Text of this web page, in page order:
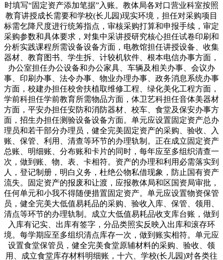
时填写“固定资产添加笔据”入账。教体局各对口营业科室按照
教育讲授成长需要和学校(长儿园)现实环境，担任对采购项目
标需乞降尺度进行统筹指点，审核采购打算和申报手续，审定
采购参数和具体要求，对集中采讲授研究核心担任试卷印刷和
分析实践课程所需设备设备方面，电教馆担任讲授设备、收集
器材、教育图书、学生拆、计较机软件、根本电信办事方面，
办公室担任办公设备和办公家具、车辆及相关办事、会议办
事、印刷办事、法令办事、物业办理办事、政务消息系统办事
方面，校建办担任校舍扶植取维修工程、绿化美化工程方面，
学前科担任学前教育所需物品方面，体卫艺科担任音体美器材
方面，平安办担任安防和消防器材、校车、食堂及保安办事方
面，招生办担任测验设备设备方面。单元应设置固定资产总办
理员和若干部分办理员，健全完美固定资产的采购、验收、入
账、保管、利用、清查等环节的办理轨制。正在成立固定资产
总账、明细账、分布账和卡片的同时，每年应至多组织清查一
次，做到账、物、表、卡相符。资产的办理和利用必需落实到
人，登记制册，明白义务，杜绝公物私借现象，防止国有资产
流失。固定资产的报废和让渡，应报教体局和区国资局审批，
任何单元和小我不得随便措置固定资产。单元应设置物资保管
员，健全完美大低值易耗品的采购、验收入库、保管、领用、
清点等环节的办理轨制。成立大低值易耗品收支库台账，做到
入库有记实、出库有签字，分品类照实反映入出库和滚存环
境。每学期应至多组织清点库存一次，做到账实相符。单元应
设置食堂保管员，健全完美食堂原辅材料的采购、验收、领
用、成立食堂库存材料明细账，十六、学校(长儿园)对各类往